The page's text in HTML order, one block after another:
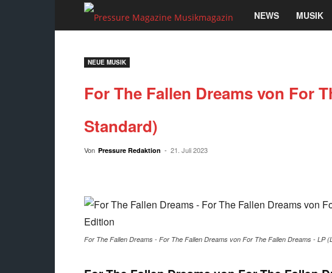
Pressure
NEWS MUSIK
NEUE MUSIK
For The Fallen Dreams von For
Standard)
Von Pressure Redaktion - 21. Juli 2023
For The Fallen Dreams - For The Fallen Dreams von For The Fallen Dreams - LP